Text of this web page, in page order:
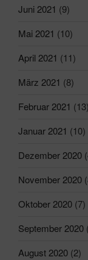
Juni 2021 (9)
Mai 2021 (10)
April 2021 (11)
März 2021 (8)
Februar 2021 (13)
Januar 2021 (10)
Dezember 2020
November 2020
Oktober 2020 (7)
September 2020
August 2020 (2)